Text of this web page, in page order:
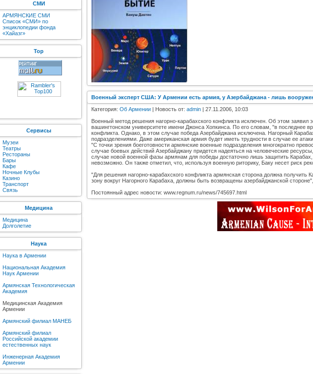
СМИ
АРМЯНСКИЕ СМИ
Список «СМИ» по
энциклопедии фонда
«Хайазг»
Top
Сервисы
Музеи
Театры
Рестораны
Бары
Кафе
Ночные Клубы
Казино
Транспорт
Связь
Медицина
Медицина
Долголетие
Наука
Наука в Армении
Национальная Академия
Наук Армении
Армянская Технологическая
Академия
Медицинская Академия
Армении
Армянский филиал МАНЕБ
Армянский филиал
Российской академии
естественных наук
Инженерная Академия
Армении
Военный эксперт США: У Армении есть армия, у Азербайджана - лишь
Категория: Об Армении | Новость от: admin | 27.11.2006, 10:03
Военный метод решения нагорно-карабахского конфликта исключен. Об этом
вашингтонском университете имени Джонса Хопкинса. По его словам, "в последнее
конфликта. Однако, в этом случае победа Азербайджана исключена. Нагорный
подразделениями. Даже американская армия будет иметь трудности в случае ее
"C точки зрения боеготовности армянские военные подразделения многократно
случае боевых действий Азербайджану придется надеяться на человеческие
случае новой военной фазы армянам для победы достаточно лишь защитить
невозможно. Он также отметил, что, используя военную риторику, Баку несет риск
"Для решения нагорно-карабахского конфликта армянская сторона должна
зону вокруг Нагорного Карабаха, должны быть возвращены азербайджанской
Постоянный адрес новости: www.regnum.ru/news/745697.html